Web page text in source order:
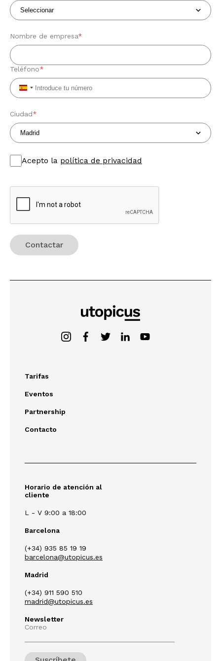
Nombre de empresa*
Teléfono*
Spain
+34
Ciudad*
Acepto la política de privacidad
Tarifas
Eventos
Partnership
Contacto
Horario de atención al
cliente
L - V 9:00 a 18:00
Barcelona
(+34) 935 85 19 19
barcelona@utopicus.es
Madrid
(+34) 911 590 510
madrid@utopicus.es
Newsletter
Correo